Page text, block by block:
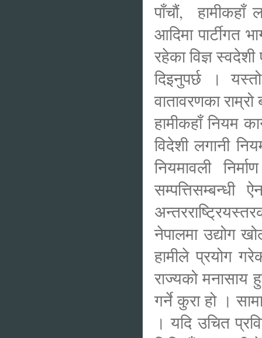
पाँचौं, हामीकहाँ
आदिमा पार्टीगत
रहेका विज्ञ
दिइनुपर्छ ।
वातावरणका
हामीकहाँ नियम
विदेशी लगानी
नियमावली
नेपालमा उद्योग
हामीले प्रयोग
राज्यको मनासाय
गर्ने कुरा हो ।
। यदि उचित